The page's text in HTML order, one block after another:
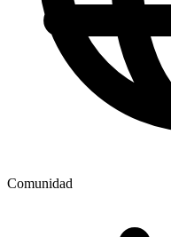
Comunidad